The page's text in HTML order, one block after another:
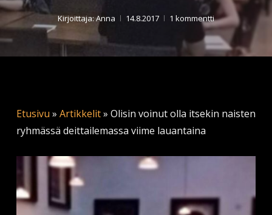
Kirjoittaja:Anna 14.8.2017 1 kommentti
Etusivu » Artikkelit» Olisin voinut olla itsekin naisten
ryhmässä deittailemassa viime lauantaina